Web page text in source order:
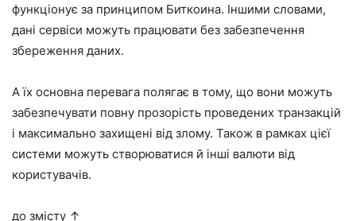
функціонує за принципом Биткоина. Іншими словами,
дані сервіси можуть працювати без забезпечення
збереження даних.
А їх основна перевага полягає в тому, що вони можуть
забезпечувати повну прозорість проведених транзакцій
і максимально захищені від злому. Також в рамках цієї
системи можуть створюватися й інші валюти від
користувачів.
до змісту ↑